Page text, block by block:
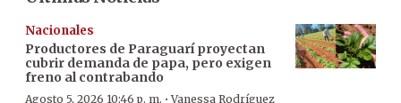
Nacionales
Productores de Paraguarí proyectan
cubrir demanda de papa, pero exigen
freno al contrabando
Agosto 5, 2026 10:46 p. m. Vanessa Rodríguez